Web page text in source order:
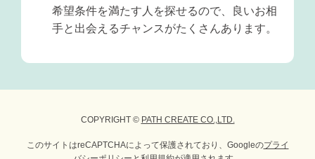
希望条件を満たす人を探せるので、良いお相
手と出会えるチャンスがたくさんあります。
COPYRIGHT © PATH CREATE CO.,LTD.
このサイトはreCAPTCHAによって保護されており、Googleのプライ